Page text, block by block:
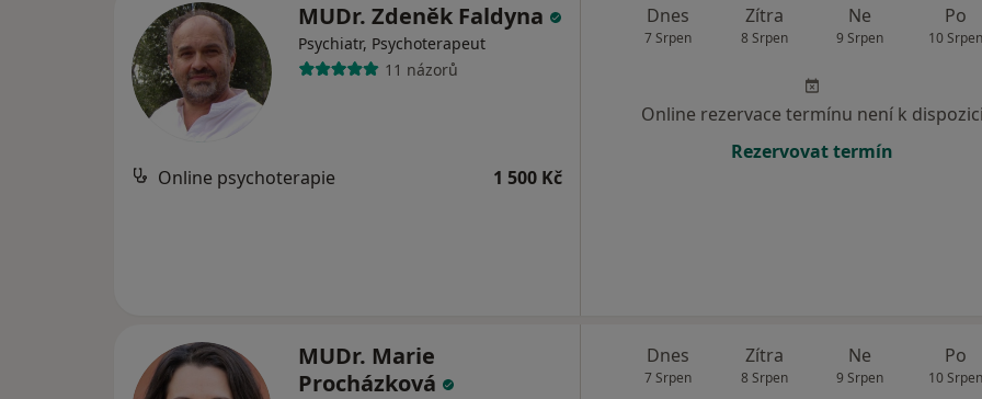
MUDr. Zdeněk Faldyna
Psychiatr, Psychoterapeut
11 názorů
Online psychoterapie 1 500 Kč
Dnes
7 Srpen
Zítra
8 Srpen
Ne
9 Srpen
Po
10 Srpen
Online rezervace termínu není k dispozici
Rezervovat termín
MUDr. Marie
Procházková
Dnes
7 Srpen
Zítra
8 Srpen
Ne
9 Srpen
Po
10 Srpen